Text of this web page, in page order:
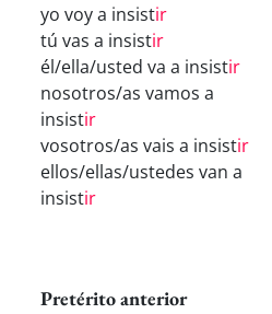
yo voy a insistir
tú vas a insistir
él/ella/usted va a insistir
nosotros/as vamos a
insistir
vosotros/as vais a insistir
ellos/ellas/ustedes van a
insistir
Pretérito anterior